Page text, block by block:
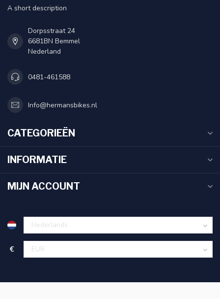
A short description
Dorpsstraat 24
6681BN Bemmel
Nederland
0481-461588
Info@hermansbikes.nl
CATEGORIEËN
INFORMATIE
MIJN ACCOUNT
€